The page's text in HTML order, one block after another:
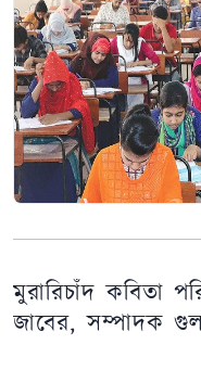
মুরারিচাঁদ কবিতা
জাবের, সম্পাদক